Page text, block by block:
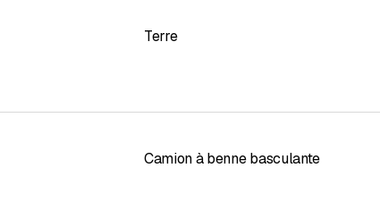
Terre
Camion à benne basculante